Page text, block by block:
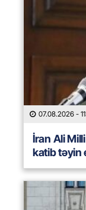
07.08.2026 -
İran Ali
katib təyin